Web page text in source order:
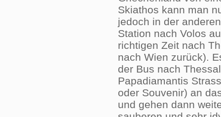
Skiathos kann man
jedoch in der
Station nach Volos
richtigen Zeit nach
nach Wien zurück).
der Bus nach
Papadiamantis
oder Souvenir) an
und gehen dann